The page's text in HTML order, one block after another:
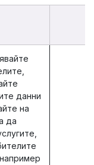
данни
на
да